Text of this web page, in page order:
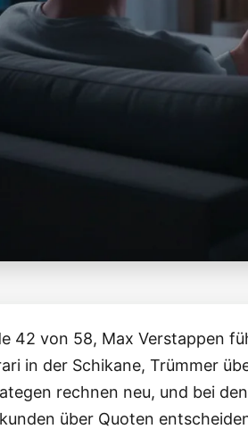
42 von 58, Max Verstappen
in der Schikane, Trümmer
rechnen neu, und bei
über Quoten